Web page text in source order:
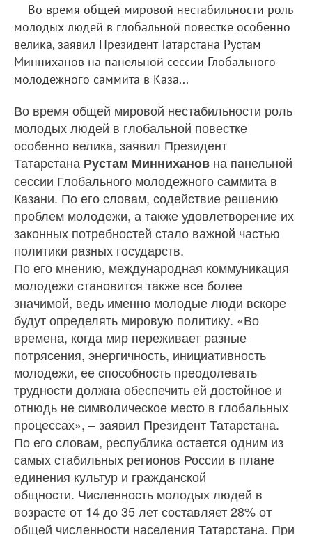
Во время общей мировой нестабильности роль
молодых людей в глобальной повестке особенно
велика, заявил Президент Татарстана Рустам
Минниханов на панельной сессии Глобального
молодежного саммита в Каза...
Во время общей мировой нестабильности роль
молодых людей в глобальной повестке
особенно велика, заявил Президент
Татарстана Рустам Минниханов на панельной
сессии Глобального молодежного саммита в
Казани. По его словам, содействие решению
проблем молодежи, а также удовлетворение их
законных потребностей стало важной частью
политики разных государств.
По его мнению, международная коммуникация
молодежи становится также все более
значимой, ведь именно молодые люди вскоре
будут определять мировую политику. «Во
времена, когда мир переживает разные
потрясения, энергичность, инициативность
молодежи, ее способность преодолевать
трудности должна обеспечить ей достойное и
отнюдь не символическое место в глобальных
процессах», – заявил Президент Татарстана.
По его словам, республика остается одним из
самых стабильных регионов России в плане
единения культур и гражданской
общности. Численность молодых людей в
возрасте от 14 до 35 лет составляет 28% от
общей численности населения Татарстана. При